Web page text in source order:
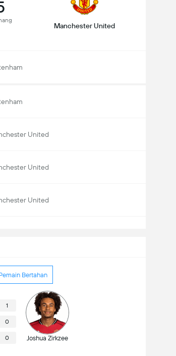
Bertahan
1
0
0 Joshua Zirkzee
Manchester United
United
United
United